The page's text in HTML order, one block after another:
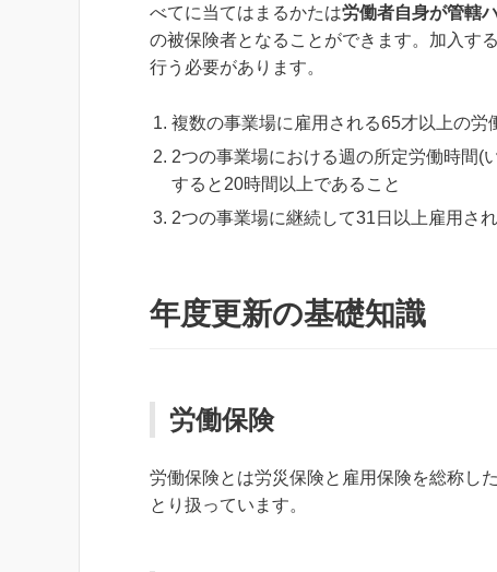
べてに当てはまるかたは労働者自身が管轄
の被保険者となることができます。加入す
行う必要があります。
複数の事業場に雇用される65才以上の労
2つの事業場における週の所定労働時間(
すると20時間以上であること
2つの事業場に継続して31日以上雇用さ
年度更新の基礎知識
労働保険
労働保険とは労災保険と雇用保険を総称し
とり扱っています。